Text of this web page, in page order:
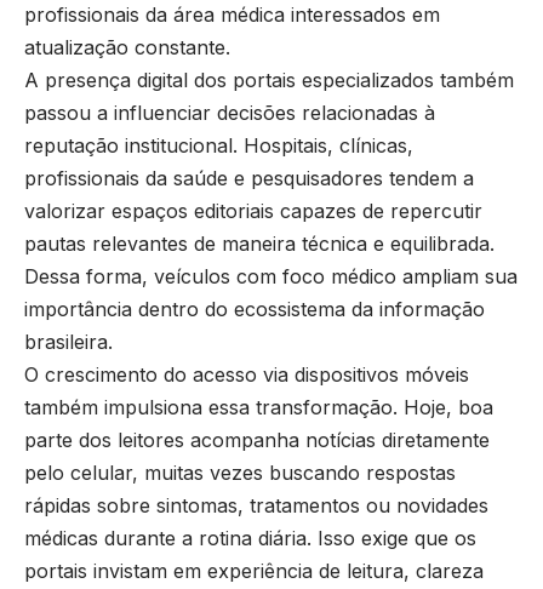
profissionais da área médica interessados em
atualização constante.
A presença digital dos portais especializados também
passou a influenciar decisões relacionadas à
reputação institucional. Hospitais, clínicas,
profissionais da saúde e pesquisadores tendem a
valorizar espaços editoriais capazes de repercutir
pautas relevantes de maneira técnica e equilibrada.
Dessa forma, veículos com foco médico ampliam sua
importância dentro do ecossistema da informação
brasileira.
O crescimento do acesso via dispositivos móveis
também impulsiona essa transformação. Hoje, boa
parte dos leitores acompanha notícias diretamente
pelo celular, muitas vezes buscando respostas
rápidas sobre sintomas, tratamentos ou novidades
médicas durante a rotina diária. Isso exige que os
portais invistam em experiência de leitura, clareza